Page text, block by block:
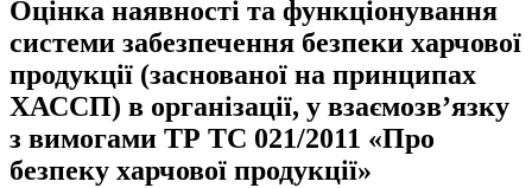
Оцінка наявності та функціонування
системи забезпечення безпеки харчової
продукції (заснованої на принципах
ХАССП) в організації, у взаємозв’язку
з вимогами ТР ТС 021/2011 «Про
безпеку харчової продукції»